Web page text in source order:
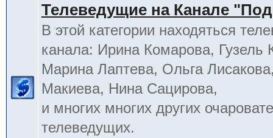
Телеведущие на Канале
В этой категории находяться
канала: Ирина Комарова, Гузель
Марина Лаптева, Ольга
Макиева, Нина Сацирова,
и многих многих других
телеведущих.